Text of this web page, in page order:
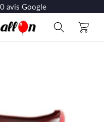
avis Google
Panier